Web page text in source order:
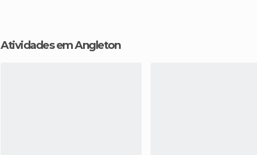
Atividades em Angleton